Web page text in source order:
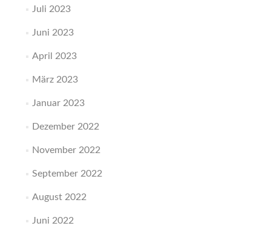
Juli 2023
Juni 2023
April 2023
März 2023
Januar 2023
Dezember 2022
November 2022
September 2022
August 2022
Juni 2022